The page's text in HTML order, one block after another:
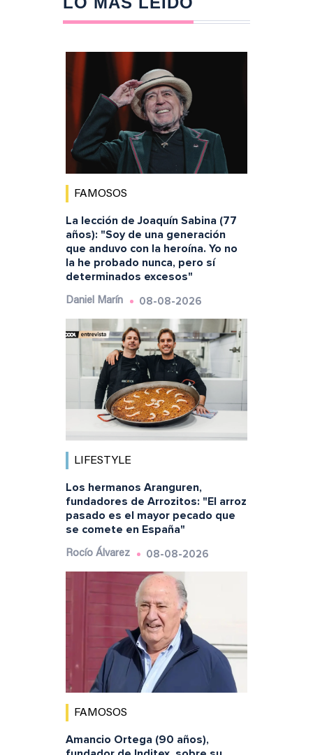
FAMOSOS
La lección de Joaquín Sabina (77
años): "Soy de una generación
que anduvo con la heroína. Yo no
la he probado nunca, pero sí
determinados excesos"
Daniel Marín 08-08-2026
LIFESTYLE
Los hermanos Aranguren,
fundadores de Arrozitos: "El arroz
pasado es el mayor pecado que
se comete en España"
Rocío Álvarez 08-08-2026
FAMOSOS
Amancio Ortega (90 años),